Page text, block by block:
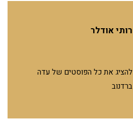
רותי אודלר
להציג את כל הפוסטים של עדה
ברדנוב